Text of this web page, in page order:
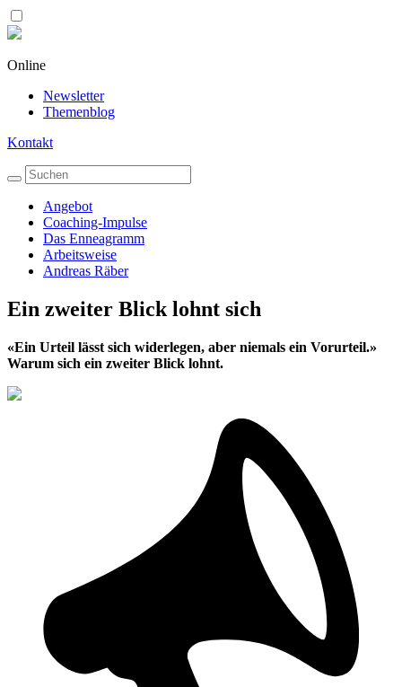
Online
Newsletter
Themenblog
Kontakt
Angebot
Coaching-Impulse
Das Enneagramm
Arbeitsweise
Andreas Räber
Ein zweiter Blick lohnt sich
«Ein Urteil lässt sich widerlegen, aber niemals ein Vorurteil.»
Warum sich ein zweiter Blick lohnt.